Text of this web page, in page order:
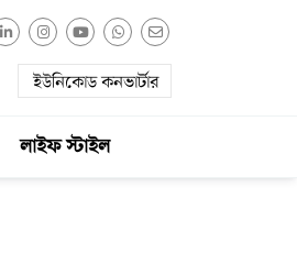
ইউনিকোড কনভার্টার
লাইফ স্টাইল